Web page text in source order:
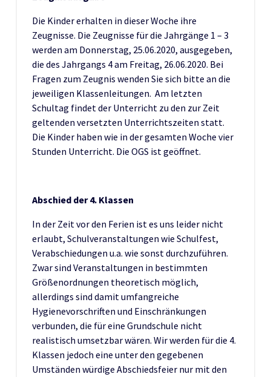
Die Kinder erhalten in dieser Woche ihre
Zeugnisse. Die Zeugnisse für die Jahrgänge 1 – 3
werden am Donnerstag, 25.06.2020, ausgegeben,
die des Jahrgangs 4 am Freitag, 26.06.2020. Bei
Fragen zum Zeugnis wenden Sie sich bitte an die
jeweiligen Klassenleitungen. Am letzten
Schultag findet der Unterricht zu den zur Zeit
geltenden versetzten Unterrichtszeiten statt.
Die Kinder haben wie in der gesamten Woche vier
Stunden Unterricht. Die OGS ist geöffnet.
Abschied der 4. Klassen
In der Zeit vor den Ferien ist es uns leider nicht
erlaubt, Schulveranstaltungen wie Schulfest,
Verabschiedungen u.a. wie sonst durchzuführen.
Zwar sind Veranstaltungen in bestimmten
Größenordnungen theoretisch möglich,
allerdings sind damit umfangreiche
Hygienevorschriften und Einschränkungen
verbunden, die für eine Grundschule nicht
realistisch umsetzbar wären. Wir werden für die 4.
Klassen jedoch eine unter den gegebenen
Umständen würdige Abschiedsfeier nur mit den